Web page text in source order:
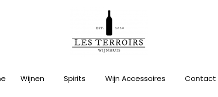
Wijnen Spirits Wijn Accessoires Contact